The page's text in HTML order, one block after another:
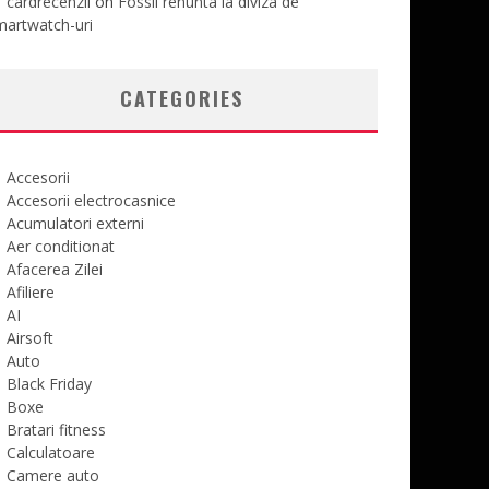
uri
CATEGORIES
Accesorii
Accesorii electrocasnice
Acumulatori externi
Aer conditionat
Afacerea Zilei
Afiliere
AI
Airsoft
Auto
Black Friday
Boxe
Bratari fitness
Calculatoare
Camere auto